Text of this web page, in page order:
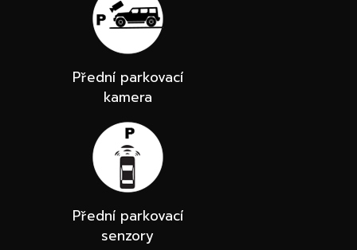
Přední parkovací
kamera
Přední parkovací
senzory